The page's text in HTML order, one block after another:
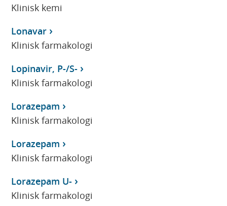
Klinisk kemi
Lonavar
Klinisk farmakologi
Lopinavir, P-/S-
Klinisk farmakologi
Lorazepam
Klinisk farmakologi
Lorazepam
Klinisk farmakologi
Lorazepam U-
Klinisk farmakologi